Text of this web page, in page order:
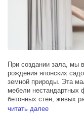
При создании зала, мы
рождения японских
земной природы. Эта
мебели
бетонных стен, живых
формирующих
читать далее